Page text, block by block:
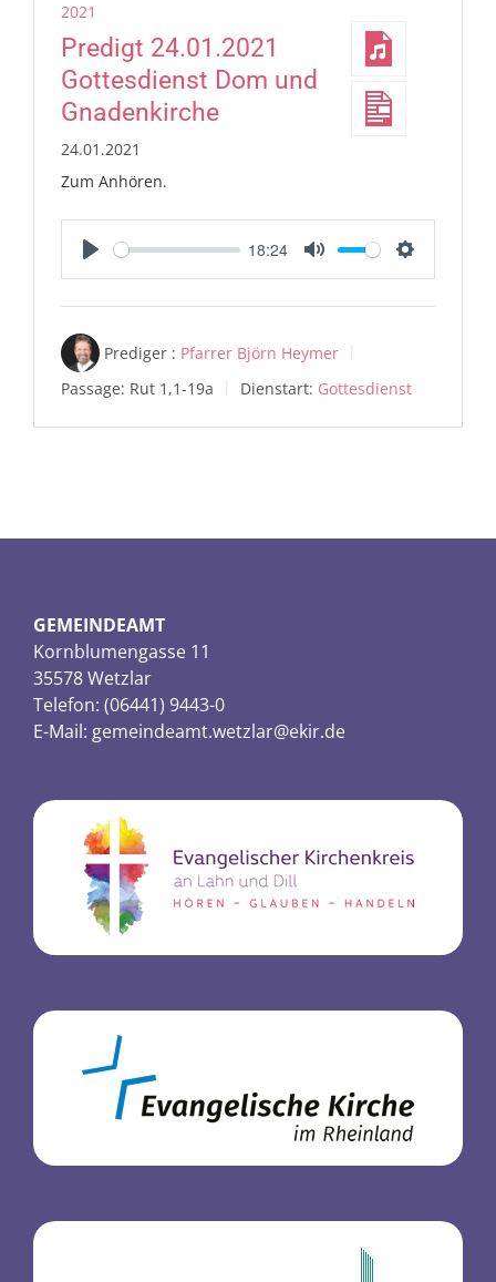
2021
Predigt 24.01.2021
Gottesdienst Dom und
Gnadenkirche
24.01.2021
Zum Anhören.
Play
18:24
Mute Settings
Prediger : Pfarrer Björn Heymer
Passage: Rut 1 ,1-19a Dienstart: Gottesdienst
GEMEINDEAMT
Kornblumengasse 11
35578 Wetzlar
Telefon: (06441) 9443-0
E-Mail: gemeindeamt.wetzlar@ekir.de